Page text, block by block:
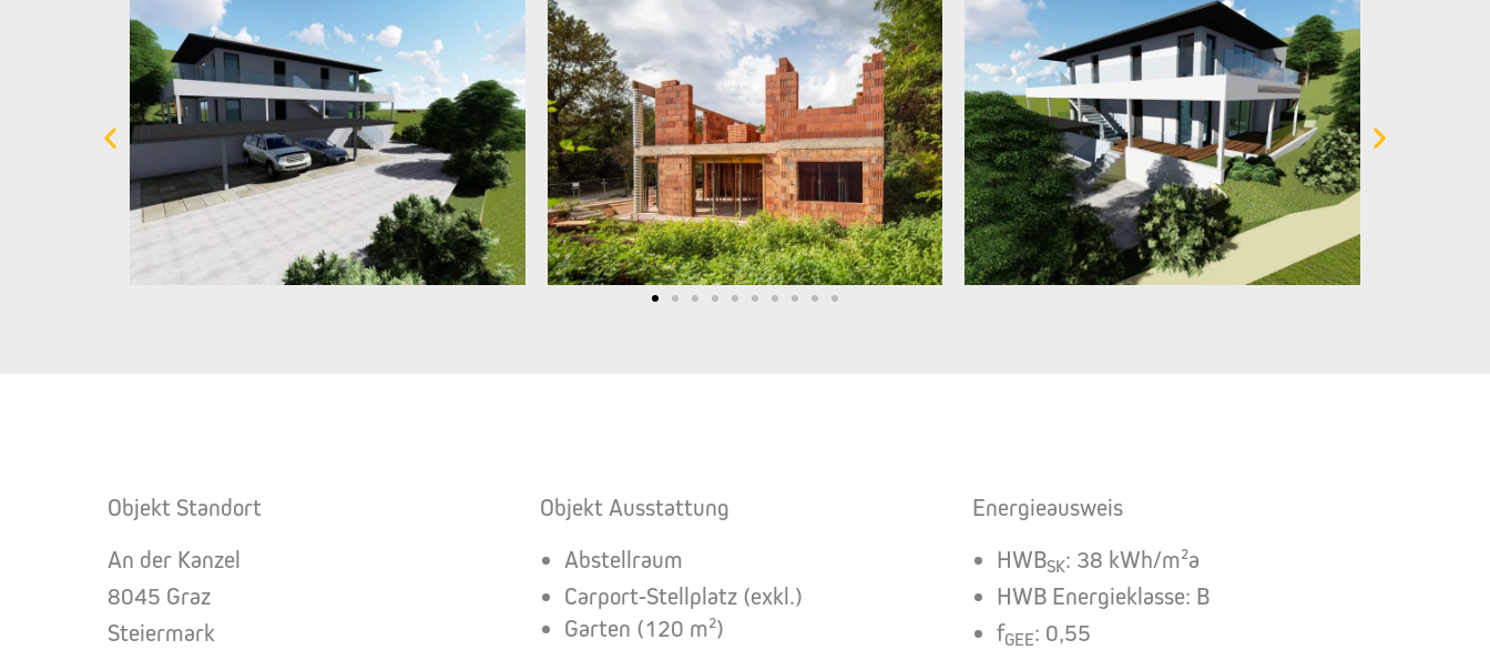
Objekt Standort
An der Kanzel
8045 Graz
Steiermark
Objekt Ausstattung
Abstellraum
Carport-Stellplatz (exkl.)
Garten (120 m²)
Energieausweis
HWBSK: 38 kWh/m²a
HWB Energieklasse: B
fGEE: 0,55